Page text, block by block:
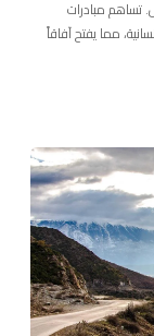
تساهم مبادرات
مما يفتح آفاقاً